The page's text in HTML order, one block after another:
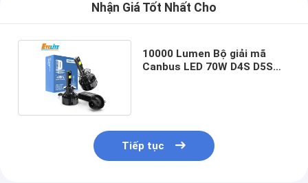
Nhận Giá Tốt Nhất Cho
10000 Lumen Bộ giải mã
Canbus LED 70W D4S D5S
Tiếp tục